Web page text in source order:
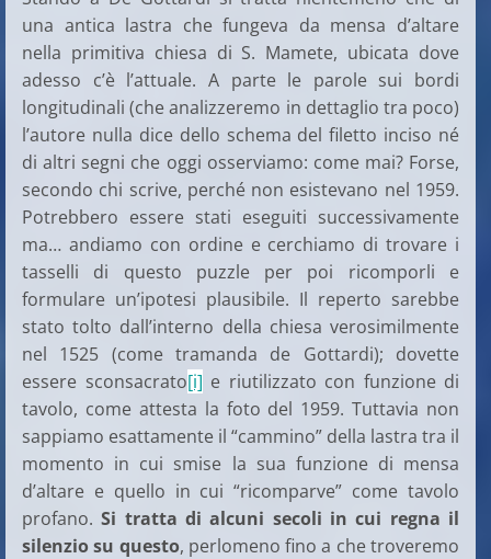
una antica lastra che fungeva da mensa d’altare
nella primitiva chiesa di S. Mamete, ubicata dove
adesso c’è l’attuale. A parte le parole sui bordi
longitudinali (che analizzeremo in dettaglio tra poco)
l’autore nulla dice dello schema del filetto inciso né
di altri segni che oggi osserviamo: come mai? Forse,
secondo chi scrive, perché non esistevano nel 1959.
Potrebbero essere stati eseguiti successivamente
ma… andiamo con ordine e cerchiamo di trovare i
tasselli di questo puzzle per poi ricomporli e
formulare un’ipotesi plausibile. Il reperto sarebbe
stato tolto dall’interno della chiesa verosimilmente
nel 1525 (come tramanda de Gottardi); dovette
essere sconsacrato[i] e riutilizzato con funzione di
tavolo, come attesta la foto del 1959. Tuttavia non
sappiamo esattamente il “cammino” della lastra tra il
momento in cui smise la sua funzione di mensa
d’altare e quello in cui “ricomparve” come tavolo
profano.Si tratta di alcuni secoli in cui regna il
silenzio su questo, perlomeno fino a che troveremo